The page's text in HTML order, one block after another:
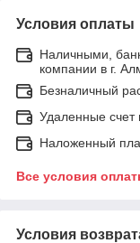
Условия оплаты
Наличными,
компании в г.
Безналичный
Удаленные счет
Наложенный
Все условия
Условия